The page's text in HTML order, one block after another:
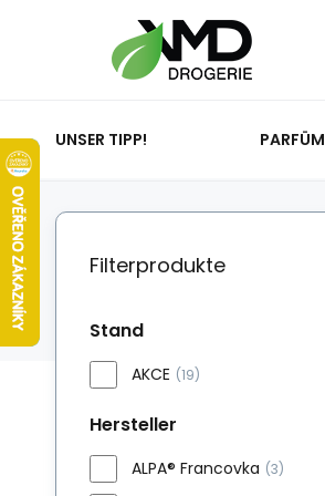
UNSER TIPP! PARFÜM
Filterprodukte
Stand
AKCE (19)
Hersteller
ALPA® Francovka (3)